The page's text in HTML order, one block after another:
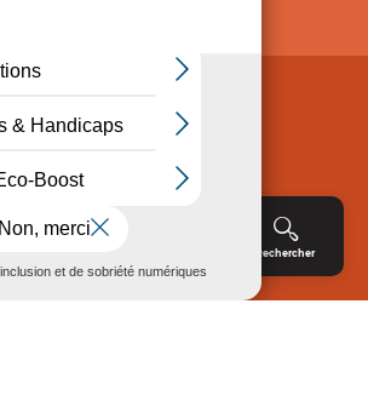
Rechercher
de Protection des données
Consentement
: non conforme